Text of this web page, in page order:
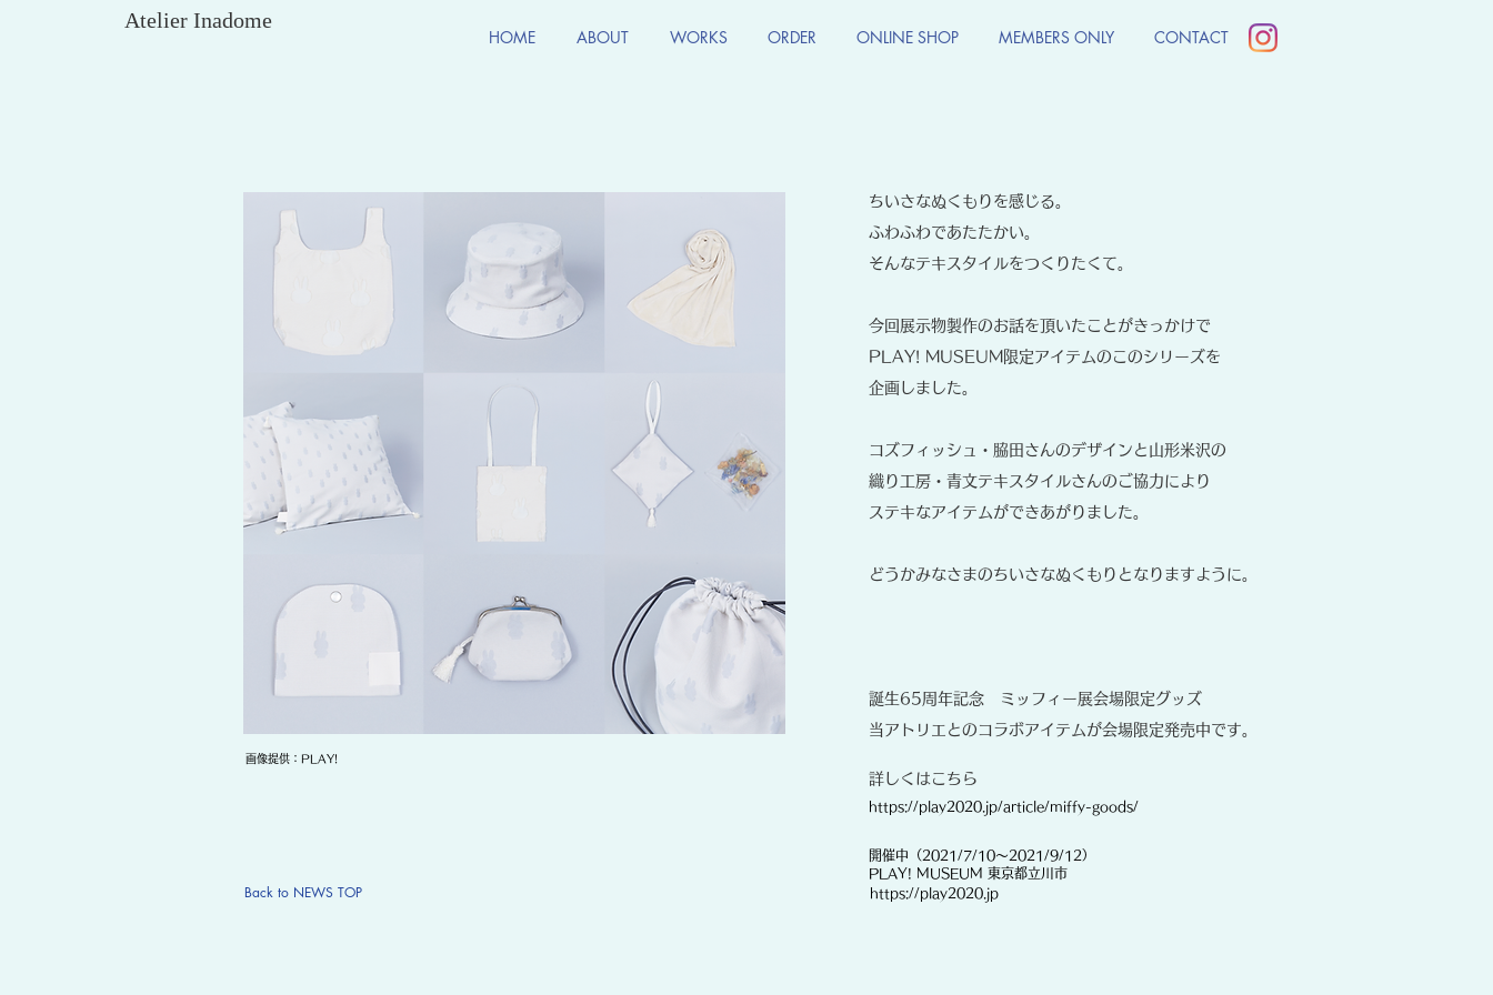
Atelier Inadome
HOME ABOUT WORKS ORDER ONLINE SHOP MEMBERS ONLY CONTACT
画像提供：PLAY!
Back to NEWS TOP
ちいさなぬくもりを感じる。
ふわふわであたたかい。
そんなテキスタイルをつくりたくて。
今回展示物製作のお話を頂いたことがきっかけで
PLAY! MUSEUM限定アイテムのこのシリーズを
企画しました。
コズフィッシュ・脇田さんのデザインと山形米沢の
織り 工房・青文テキスタイルさんのご協力により
ステキなアイテムができあがりました。
どうかみなさまのちいさなぬくもりとなりますように。
誕生65周年記念 ミッフィー展会場限定グッズ
当アトリエとのコラボアイテムが会場限定発売中です。
​詳しくはこちら
https://play2020.jp/article/miffy-goods/
開催中（2021/7/10〜2021/9/12）
​PLAY! MUSEUM 東京都立川市
https://play2020.jp